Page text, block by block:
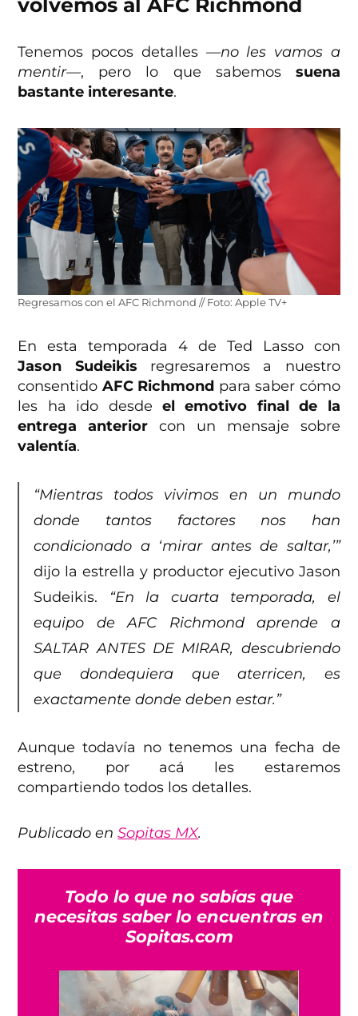
Tenemos pocos detalles —no les vamos a
mentir—, pero lo que sabemos suena
bastante interesante.
Regresamos con el AFC Richmond // Foto: Apple TV+
En esta temporada 4 de Ted Lasso con
Jason Sudeikis regresaremos a nuestro
consentido AFC Richmond para saber cómo
les ha ido desde el emotivo final de la
entrega anterior con un mensaje sobre
valentía.
“Mientras todos vivimos en un mundo
donde tantos factores nos han
condicionado a ‘mirar antes de saltar,’”
dijo la estrella y productor ejecutivo Jason
Sudeikis. “En la cuarta temporada, el
equipo de AFC Richmond aprende a
SALTAR ANTES DE MIRAR, descubriendo
que dondequiera que aterricen, es
exactamente donde deben estar.”
Aunque todavía no tenemos una fecha de
estreno, por acá les estaremos
compartiendo todos los detalles.
Publicado enSopitas MX.
Todo lo que no sabías que
necesitas saber lo encuentras en
Sopitas.com